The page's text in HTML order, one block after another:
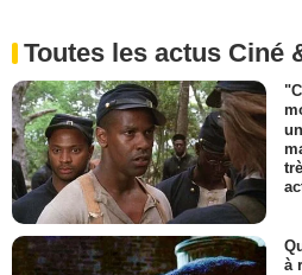
Toutes les actus Ciné
à